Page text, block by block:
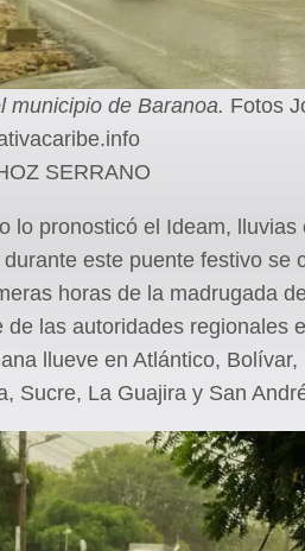
municipio de Baranoa. Fotos
SERRANO
lo pronosticó el Ideam, lluvias
durante este puente festivo se
horas de la madrugada
de las autoridades regionales
llueve en Atlántico, Bolívar,
Sucre, La Guajira y San